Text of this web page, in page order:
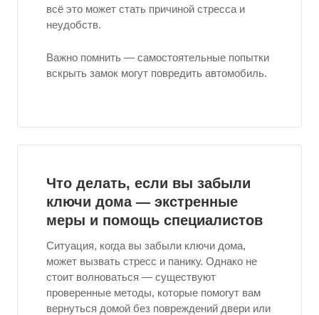
всё это может стать причиной стресса и
неудобств.
Важно помнить — самостоятельные попытки
вскрыть замок могут повредить автомобиль.
Что делать, если вы забыли
ключи дома — экстренные
меры и помощь специалистов
Ситуация, когда вы забыли ключи дома,
может вызвать стресс и панику. Однако не
стоит волноваться — существуют
проверенные методы, которые помогут вам
вернуться домой без повреждений двери или